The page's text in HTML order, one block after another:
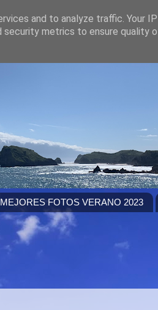
MEJORES FOTOS VERANO 2023
and to analyze traffic. Your
metrics to ensure quality